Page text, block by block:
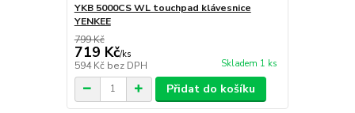
YKB 5000CS WL touchpad klávesnice
YENKEE
799 Kč
719 Kč/ks
594 Kč bez DPH Skladem 1 ks
Přidat do košíku